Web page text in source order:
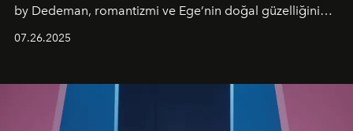
by Dedeman, romantizmi ve Ege’nin doğal güzelliğini
07.26.2025